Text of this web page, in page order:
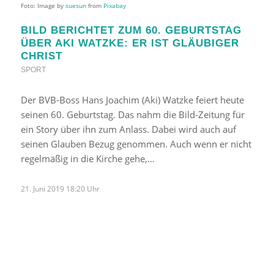
Foto: Image by suesunfrom Pixabay
BILD BERICHTET ZUM 60. GEBURTSTAG
ÜBER AKI WATZKE: ER IST GLÄUBIGER
CHRIST
SPORT
Der BVB-Boss Hans Joachim (Aki) Watzke feiert heute
seinen 60. Geburtstag. Das nahm die Bild-Zeitung für
ein Story über ihn zum Anlass. Dabei wird auch auf
seinen Glauben Bezug genommen. Auch wenn er nicht
regelmäßig in die Kirche gehe,…
21. Juni 2019 18:20 Uhr